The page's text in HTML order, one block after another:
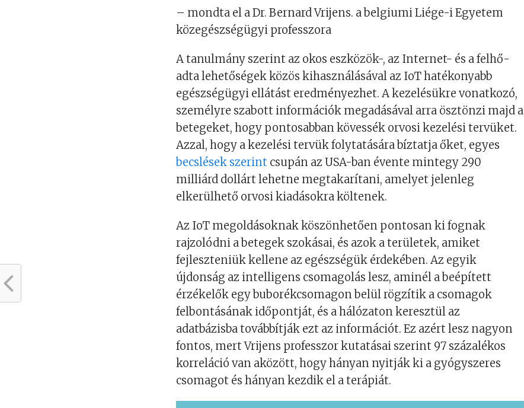
– mondta el a Dr. Bernard Vrijens. a belgiumi Liége-i Egyetem
közegészségügyi professzora
A tanulmány szerint az okos eszközök-, az Internet- és a felhő-
adta lehetőségek közös kihasználásával az IoT hatékonyabb
egészségügyi ellátást eredményezhet. A kezelésükre vonatkozó,
személyre szabott információk megadásával arra ösztönzi majd a
betegeket, hogy pontosabban kövessék orvosi kezelési tervüket.
Azzal, hogy a kezelési tervük folytatására bíztatja őket, egyes
becslések szerint csupán az USA-ban évente mintegy 290
milliárd dollárt lehetne megtakarítani, amelyet jelenleg
elkerülhető orvosi kiadásokra költenek.
Az IoT megoldásoknak köszönhetően pontosan ki fognak
rajzolódni a betegek szokásai, és azok a területek, amiket
fejleszteniük kellene az egészségük érdekében. Az egyik
újdonság az intelligens csomagolás lesz, aminél a beépített
érzékelők egy buborékcsomagon belül rögzítik a csomagok
felbontásának időpontját, és a hálózaton keresztül az
adatbázisba továbbítják ezt az információt. Ez azért lesz nagyon
fontos, mert Vrijens professzor kutatásai szerint 97 százalékos
korreláció van aközött, hogy hányan nyitják ki a gyógyszeres
csomagot és hányan kezdik el a terápiát.